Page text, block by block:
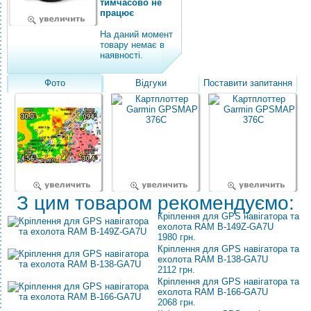
тимчасово не
працює
На даний момент
товару немає в
наявності.
Фото Відгуки Поставити запитання
З цим товаром рекомендуємо:
Кріплення для GPS навігатора та
ехолота RAM B-149Z-GA7U
1980 грн.
Кріплення для GPS навігатора та
ехолота RAM B-138-GA7U
2112 грн.
Кріплення для GPS навігатора та
ехолота RAM B-166-GA7U
2068 грн.